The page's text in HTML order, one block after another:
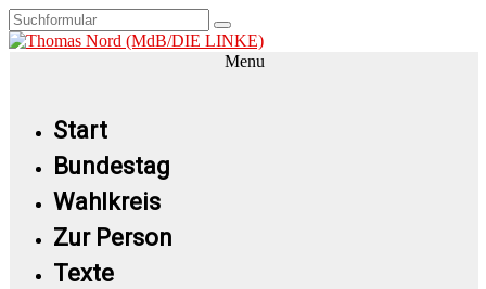
Menu
Start
Bundestag
Wahlkreis
Zur Person
Texte